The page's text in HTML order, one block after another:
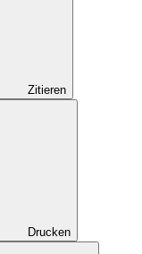
Zitieren
Drucken